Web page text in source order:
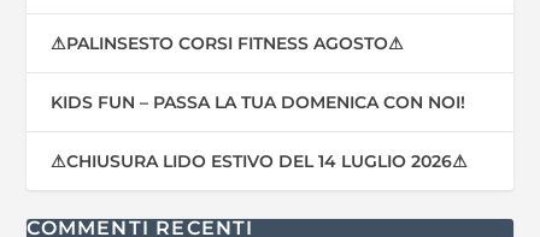
⚠PALINSESTO CORSI FITNESS AGOSTO⚠
KIDS FUN – PASSA LA TUA DOMENICA CON NOI!
⚠CHIUSURA LIDO ESTIVO DEL 14 LUGLIO 2026⚠
COMMENTI RECENTI